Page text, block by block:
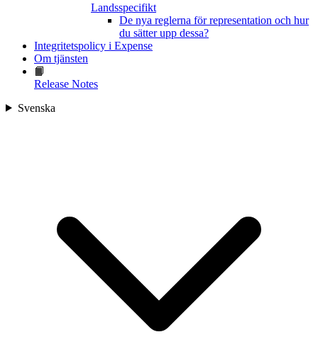
Landsspecifikt
De nya reglerna för representation och hur
du sätter upp dessa?
Integritetspolicy i Expense
Om tjänsten
📙
Release Notes
Svenska